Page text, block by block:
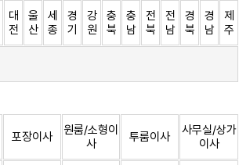
대
전
울
산
세
종
경
기
강
원
충
북
충
남
전
북
전
남
경
북
경
남
제
주
포장이사
원룸/소형이
사
투룸이사
사무실/상가
이사